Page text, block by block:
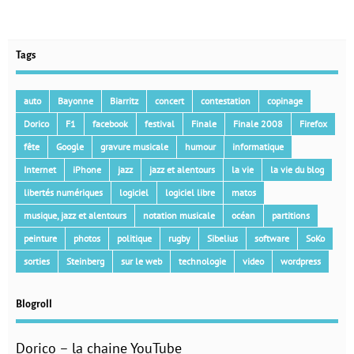
Tags
auto Bayonne Biarritz concert contestation
copinage
Dorico
F1 facebook festival Finale Finale 2008
Firefox
fête
Google gravure musicale humour
informatique
Internet
iPhone jazz jazz et alentours la vie
la vie du blog
libertés numériques
logiciel logiciel libre
matos
musique, jazz et alentours
notation musicale océan
partitions
peinture
photos politique rugby Sibelius software
SoKo
sorties
Steinberg sur le web technologie video wordpress
Blogroll
Dorico – la chaine YouTube